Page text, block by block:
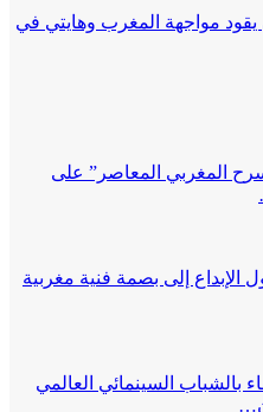
يقود مواجهة المغرب وهايتي في
المغربي المعاصر” على
إلى بصمة فنية مغربية
بالشباب السينمائي العالمي